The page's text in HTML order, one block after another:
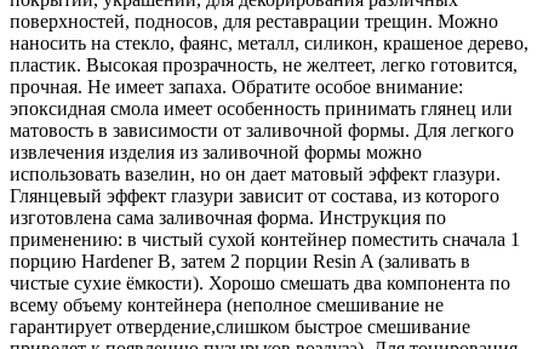
поверхностей, подносов, для реставрации трещин. Можно
наносить на стекло, фаянс, металл, силикон, крашеное дерево,
пластик. Высокая прозрачность, не желтеет, легко готовится,
прочная. Не имеет запаха. Обратите особое внимание:
эпоксидная смола имеет особенность принимать глянец или
матовость в зависимости от заливочной формы. Для легкого
извлечения изделия из заливочной формы можно
использовать вазелин, но он дает матовый эффект глазури.
Глянцевый эффект глазури зависит от состава, из которого
изготовлена сама заливочная форма. Инструкция по
применению: в чистый сухой контейнер поместить сначала 1
порцию Hardener B, затем 2 порции Resin A (заливать в
чистые сухие ёмкости). Хорошо смешать два компонента по
всему объему контейнера (неполное смешивание не
гарантирует отвердение,слишком быстрое смешивание